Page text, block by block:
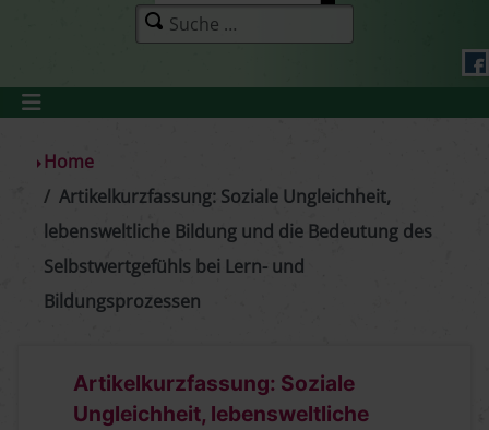
Home
Artikelkurzfassung: Soziale Ungleichheit,
lebensweltliche Bildung und die Bedeutung des
Selbstwertgefühls bei Lern- und
Bildungsprozessen
Artikelkurzfassung: Soziale
Ungleichheit, lebensweltliche